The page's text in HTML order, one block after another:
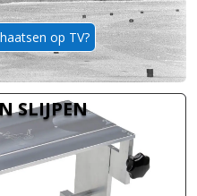
op TV?
SLIJPEN